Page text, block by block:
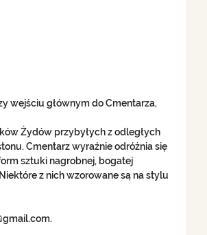
wejściu głównym do Cmentarza,
Żydów przybyłych z odległych
Cmentarz wyraźnie odróżnia się
sztuki nagrobnej, bogatej
z nich wzorowane są na stylu